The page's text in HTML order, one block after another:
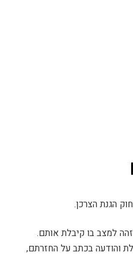
והודעה בכתב על החזרתם,